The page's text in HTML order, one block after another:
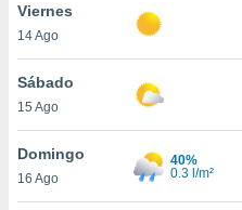
cookies
aceptar
Viernes
14 Ago
Sábado
15 Ago
Domingo
16 Ago
40%
0.3 l/m²